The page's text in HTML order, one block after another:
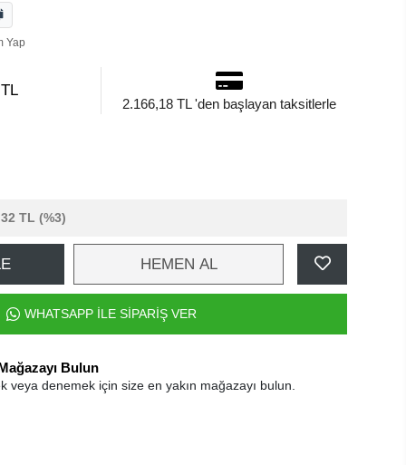
Yap
2.166,18 TL 'den başlayan taksitlerle
TL (%3)
HEMEN AL
WHATSAPP İLE SİPARİŞ VER
Bulun
veya denemek için size en yakın mağazayı bulun.